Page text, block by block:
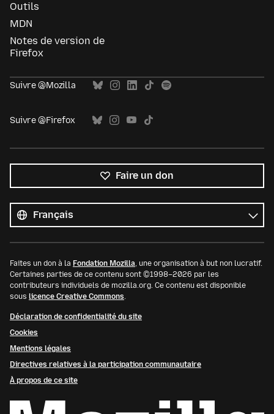
Outils
MDN
Notes de version de
Firefox
Suivre @Mozilla
Suivre @Firefox
Faire un don
les
langues
Langue
Faites un don à la Fondation Mozilla, une organisation à but non lucratif.
Certaines parties de ce contenu sont ©1998–2026 par les
contributeurs individuels de mozilla.org. Ce contenu est disponible
sous licence Creative Commons.
Déclaration de confidentialité du site
Cookies
Mentions légales
Directives relatives à la participation communautaire
À propos de ce site